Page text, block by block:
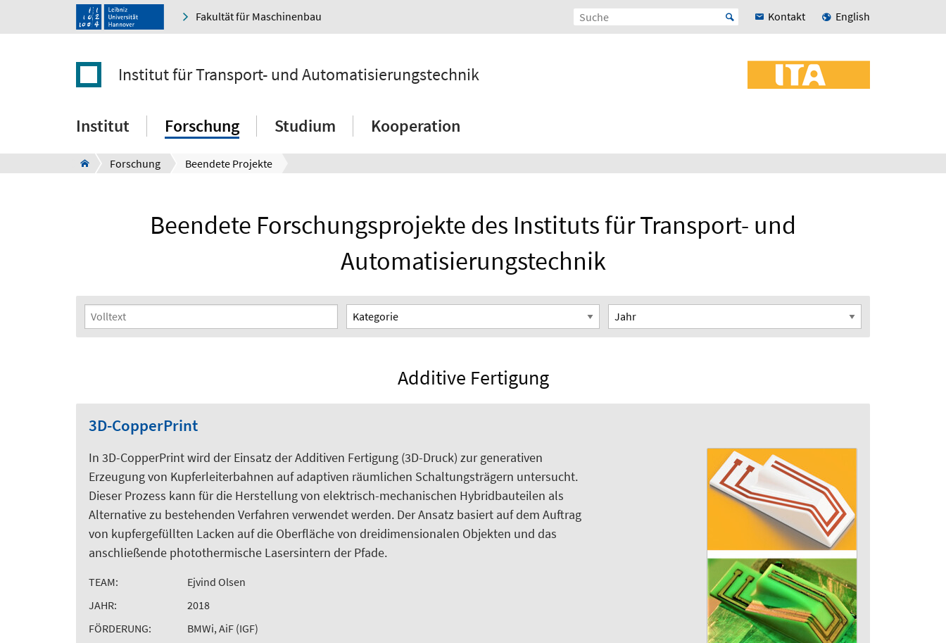
Fakultät für Maschinenbau Kontakt English
Institut für Transport- und Automatisierungstechnik
Institut Forschung Studium Kooperation
Forschung Beendete Projekte
Beendete Forschungsprojekte des Instituts für Transport- und
Automatisierungstechnik
Additive Fertigung
3D-CopperPrint
In 3D-CopperPrint wird der Einsatz der Additiven Fertigung (3D-Druck) zur generativen
Erzeugung von Kupferleiterbahnen auf adaptiven räumlichen Schaltungsträgern untersucht.
Dieser Prozess kann für die Herstellung von elektrisch-mechanischen Hybridbauteilen als
Alternative zu bestehenden Verfahren verwendet werden. Der Ansatz basiert auf dem Auftrag
von kupfergefüllten Lacken auf die Oberfläche von dreidimensionalen Objekten und das
anschließende photothermische Lasersintern der Pfade.
TEAM:
Ejvind Olsen
JAHR:
2018
FÖRDERUNG:
BMWi, AiF (IGF)